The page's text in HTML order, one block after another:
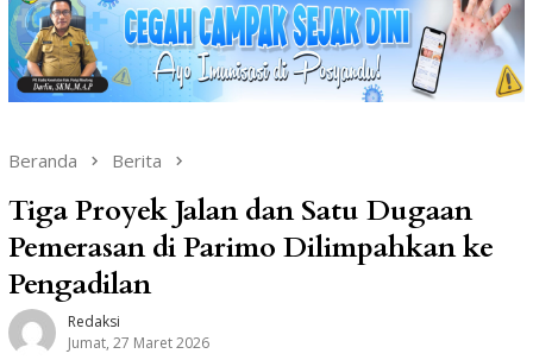
Beranda Berita
Tiga Proyek Jalan dan Satu Dugaan
Pemerasan di Parimo Dilimpahkan ke
Pengadilan
Redaksi
Jumat, 27 Maret 2026